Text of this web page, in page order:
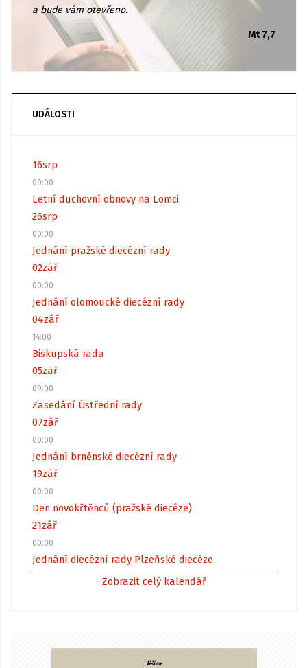
a bude vám otevřeno.
Mt 7,7
UDÁLOSTI
16srp
00:00
Letní duchovní obnovy na Lomci
26srp
00:00
Jednání pražské diecézní rady
02zář
00:00
Jednání olomoucké diecézní rady
04zář
14:00
Biskupská rada
05zář
09:00
Zasedání Ústřední rady
07zář
00:00
Jednání brněnské diecézní rady
19zář
00:00
Den novokřtěnců (pražské diecéze)
21zář
00:00
Jednání diecézní rady Plzeňské diecéze
Zobrazit celý kalendář